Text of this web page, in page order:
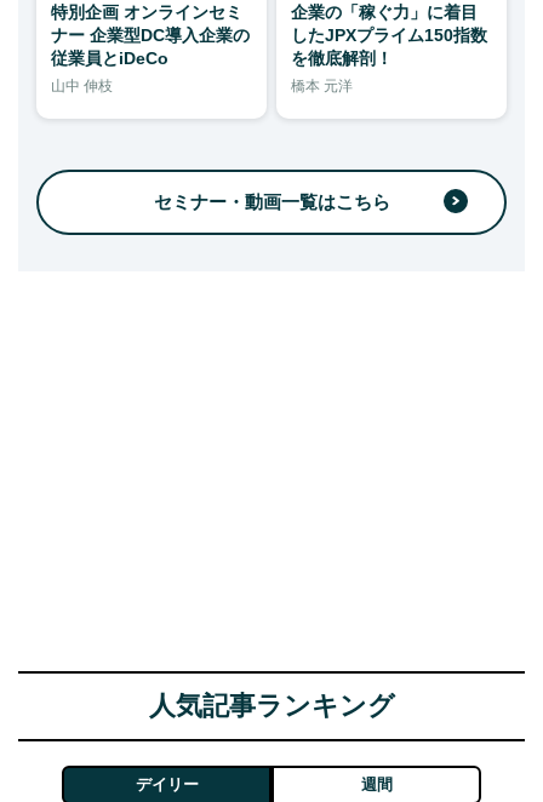
特別企画 オンラインセミ
ナー 企業型DC導入企業の
従業員とiDeCo
山中 伸枝
企業の「稼ぐ力」に着目
したJPXプライム150指数
を徹底解剖！
橋本 元洋
セミナー・動画一覧はこちら
人気記事ランキング
デイリー 週間